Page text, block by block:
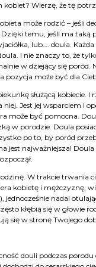
Wierzę, że tę
może rodzić – jeśli
temu, jeśli ma taką
lub…. doula.
I nie znaczy to, że
w dziejący się
pozycja może być dla
służącą kobiecie.
niej. Jest jej wsparciem i
może być pomocna.
w porodzie. Doula
po to, by poród
jest najważniejsza!
W trakcie
kobietę i mężczyznę,
jednocześnie nadal
kłębią się w głowie
się w stronę Twojego
douli podczas